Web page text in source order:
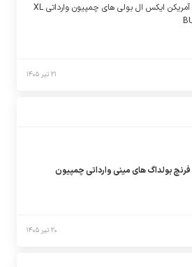
توله آمریکن ایکس ال بولی های چمپیون وارداتی XL
۲۱ تیر ۱۴۰۵
فرنچ بولداگ های مینی وارداتی چمپیون
۲۰ تیر ۱۴۰۵